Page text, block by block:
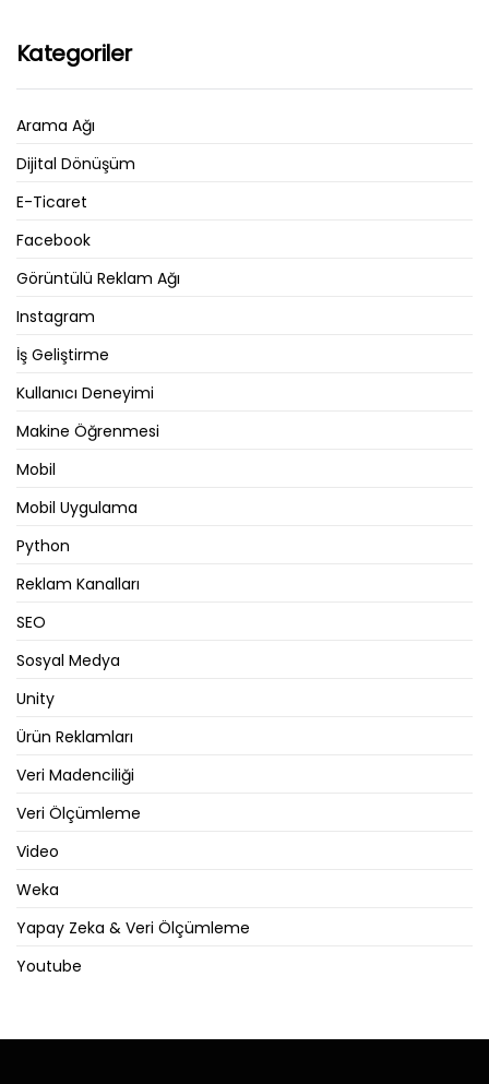
Kategoriler
Arama Ağı
Dijital Dönüşüm
E-Ticaret
Facebook
Görüntülü Reklam Ağı
Instagram
İş Geliştirme
Kullanıcı Deneyimi
Makine Öğrenmesi
Mobil
Mobil Uygulama
Python
Reklam Kanalları
SEO
Sosyal Medya
Unity
Ürün Reklamları
Veri Madenciliği
Veri Ölçümleme
Video
Weka
Yapay Zeka & Veri Ölçümleme
Youtube